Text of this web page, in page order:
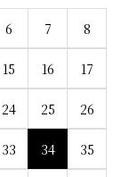
6 7 8
15 16 17
24 25 26
33 34 35